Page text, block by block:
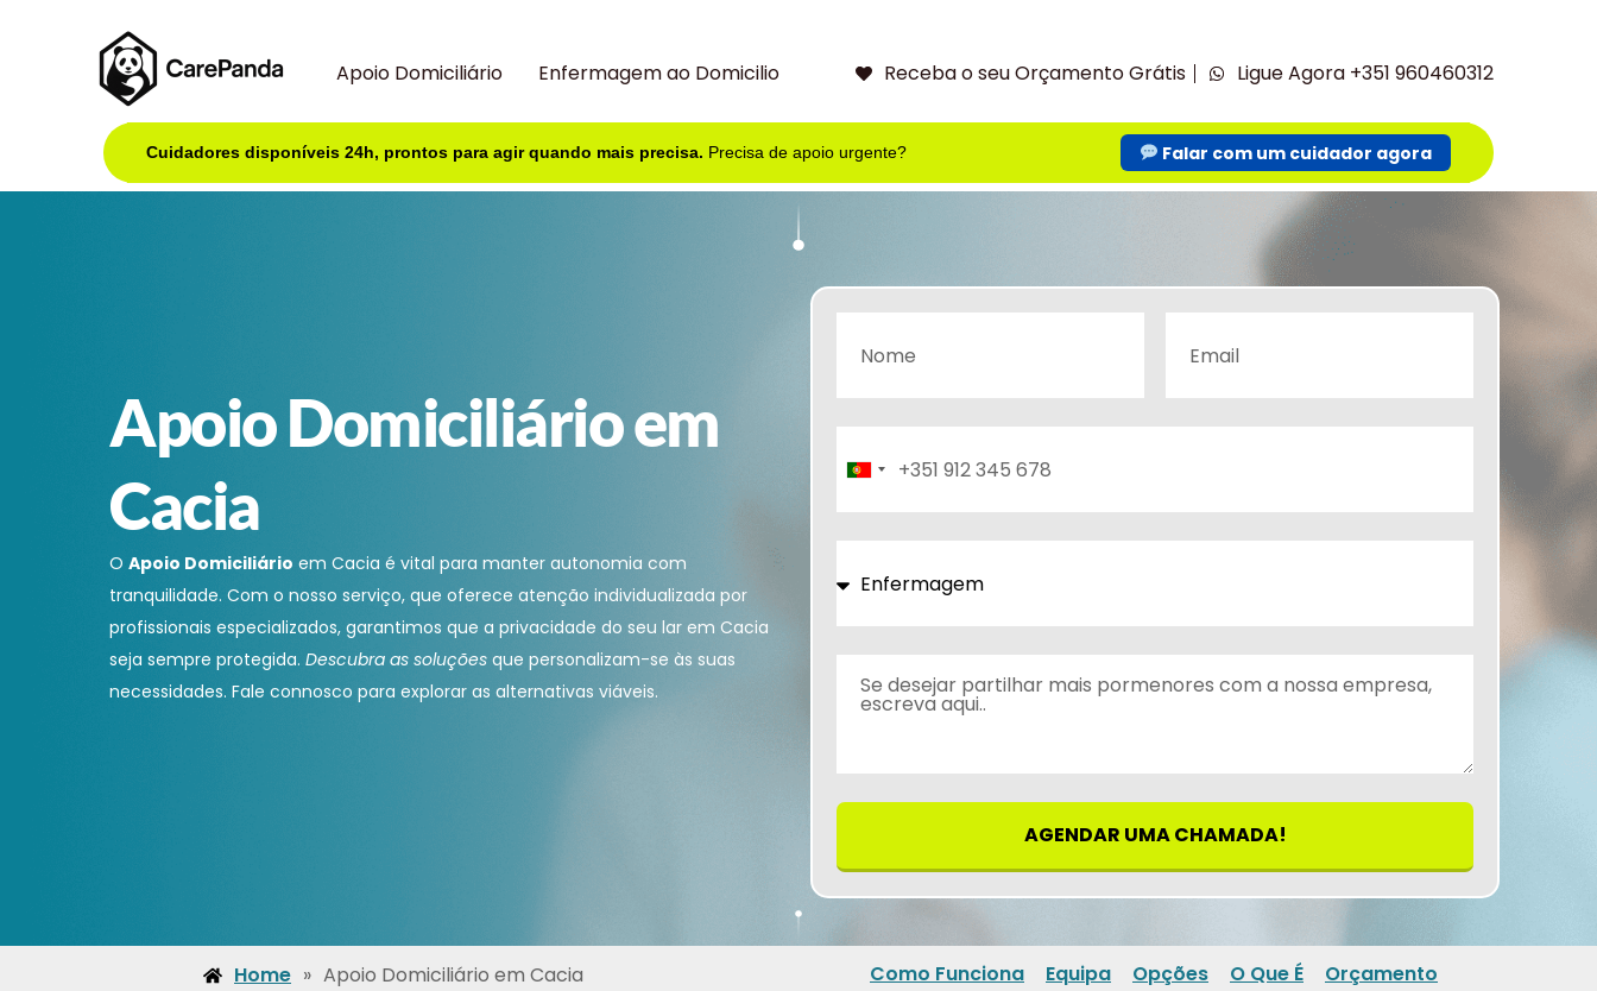
Apoio Domiciliário Enfermagem ao Domicilio Receba o seu Orçamento Grátis Ligue Agora +351 960460312
Cuidadores disponíveis 24h, prontos para agir quando mais precisa. Precisa de apoio urgente? Falar com um cuidador agora
Apoio Domiciliário em
Cacia
O Apoio Domiciliário em Cacia é vital para manter autonomia com
tranquilidade. Com o nosso serviço, que oferece atenção individualizada por
profissionais especializados, garantimos que a privacidade do seu lar em Cacia
seja sempre protegida. Descubra as soluções que personalizam-se às suas
necessidades. Fale connosco para explorar as alternativas viáveis.
Portugal
+351
AGENDAR UMA CHAMADA!
Home » Apoio Domiciliário em Cacia Como Funciona Equipa Opções O Que É Orçamento